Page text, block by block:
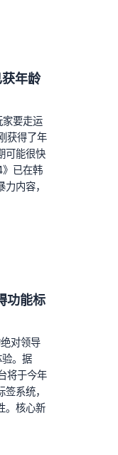
获年龄
要走运
获得了年
可能很快
已在韩
内容，
功能标
对领导
。据
将于今年
系统，
。核心新